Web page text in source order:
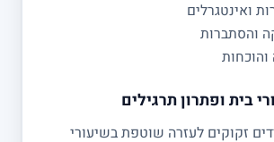
ואינטגרלים
והסתברות
והוכחות
בית ופתרון תרגילים
זקוקים לעזרה שוטפת בשיעורי